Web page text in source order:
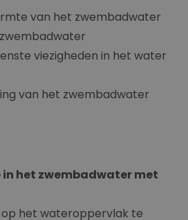
van het zwembadwater
viezigheden in het water
van het zwembadwater
het zwembadwater met
op het wateroppervlak te